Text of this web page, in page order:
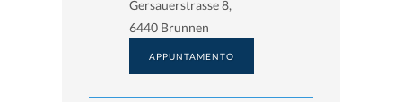
Gersauerstrasse 8,
6440 Brunnen
APPUNTAMENTO